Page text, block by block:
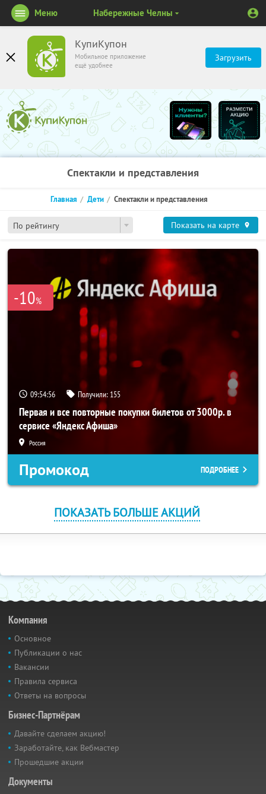
КупиКупон
Мобильное приложение
ещё удобнее
Загрузить
Меню Набережные Челны
Спектакли и представления
По рейтингу
Главная Дети Спектакли и представления
Показать на карте
-10%
09:54:56 Получили: 155
Первая и все повторные покупки билетов от 3000р. в
сервисе «Яндекс Афиша»
Россия
Промокод ПОДРОБНЕЕ
ПОКАЗАТЬ БОЛЬШЕ АКЦИЙ
Компания
Основное
Публикации о нас
Вакансии
Правила сервиса
Ответы на вопросы
Бизнес-Партнёрам
Давайте сделаем акцию!
Заработайте, как Вебмастер
Прошедшие акции
Документы